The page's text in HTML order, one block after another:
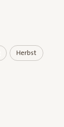
Herbst